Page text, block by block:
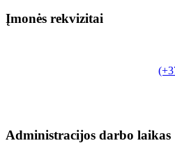
Įmonės rekvizitai
Administracijos darbo laikas